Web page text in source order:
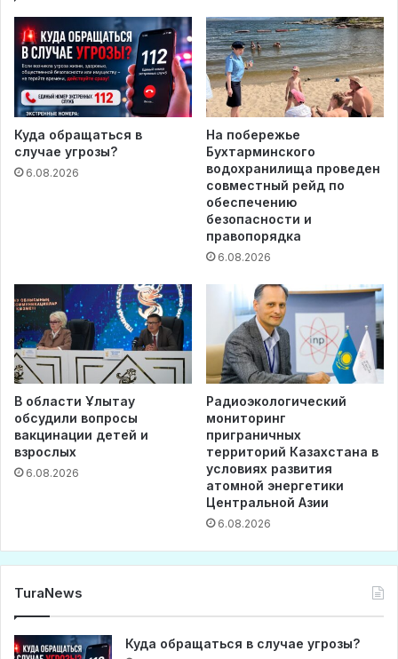
Куда обращаться в
случае угрозы?
6.08.2026
На побережье
Бухтарминского
водохранилища проведен
совместный рейд по
обеспечению
безопасности и
правопорядка
6.08.2026
В области Ұлытау
обсудили вопросы
вакцинации детей и
взрослых
6.08.2026
Радиоэкологический
мониторинг
приграничных
территорий Казахстана в
условиях развития
атомной энергетики
Центральной Азии
6.08.2026
TuraNews
Куда обращаться в случае угрозы?